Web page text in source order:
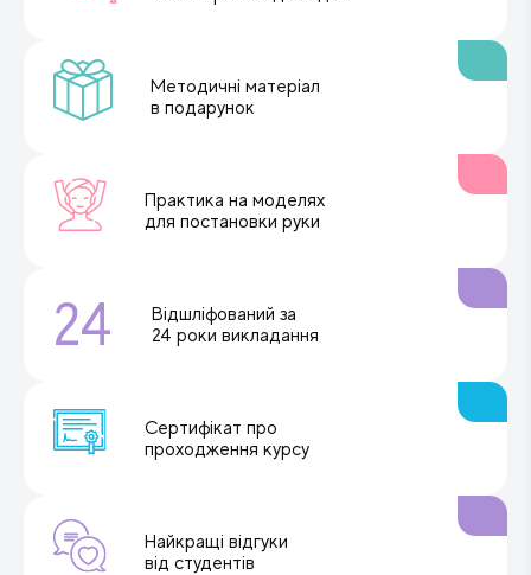
Методичні матеріал
в подарунок
Практика на моделях
для постановки руки
24
Відшліфований за
24 роки викладання
Сертифікат про
проходження курсу
Найкращі відгуки
від студентів